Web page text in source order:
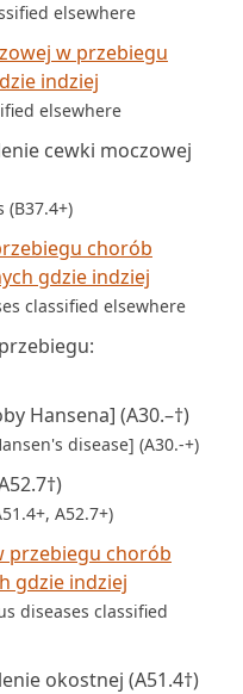
elsewhere
w przebiegu
indziej
elsewhere
cewki moczowej
chorób
gdzie indziej
classified elsewhere
Hansena] (A30.–†)
disease] (A30.-+)
A52.7+)
przebiegu chorób
gdzie indziej
diseases classified
okostnej (A51.4†)